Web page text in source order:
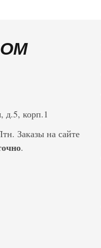
д.5, корп.1
Заказы на сайте
.